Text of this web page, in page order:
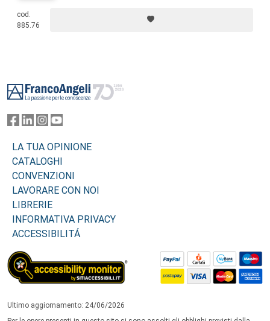
cod.
885.76
LA TUA OPINIONE
CATALOGHI
CONVENZIONI
LAVORARE CON NOI
LIBRERIE
INFORMATIVA PRIVACY
ACCESSIBILITÁ
Ultimo aggiornamento: 24/06/2026